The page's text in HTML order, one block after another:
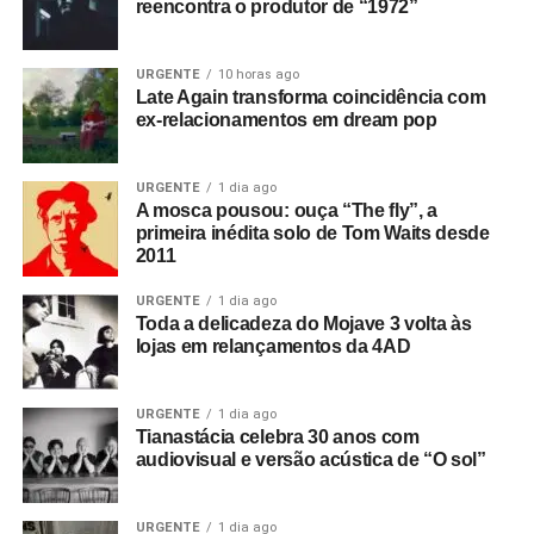
O som do Miniature Tigers pode soar até meio estranho,
mas é uma estranheza que tem mais a ver com as
mudanças no mundo da música. As inspirações de Brand
parecem estar em álbuns lançados entre 1970 e 1975,
com uma ligeira paixão por baladas “perdidas” lançadas
na era disco –The cruel windtem muito dessa onda.
Summer of the cowtermina com o som mais “terrestre” do
disco:Totaled lexus
após uma conversa com seu pai. Soa como um hino das
mudanças de comportamento, ao mesmo tempo que
lembra bastanteThe joker, da Steve Miller Band, em
clima tranquilo.
Gostou do texto? Seu apoio mantém o Pop
Fantasma funcionando todo dia.Apoie aqui.
E se ainda não assinou, dá tempo:
reencontra o produtor de “1972”
URGENTE 10 horas ago
Late Again transforma coincidência com
ex-relacionamentos em dream pop
URGENTE 1 dia ago
A mosca pousou: ouça “The fly”, a
primeira inédita solo de Tom Waits desde
2011
URGENTE 1 dia ago
Toda a delicadeza do Mojave 3 volta às
lojas em relançamentos da 4AD
URGENTE 1 dia ago
Tianastácia celebra 30 anos com
audiovisual e versão acústica de “O sol”
URGENTE 1 dia ago